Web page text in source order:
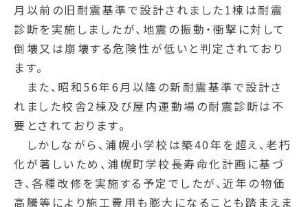
月以前の旧耐震基準で設計されました1棟は耐震
診断を実施しましたが、地震の振動・衝撃に対して
倒壊又は崩壊する危険性が低いと判定されており
ます。
また、昭和56年6月以降の新耐震基準で設計さ
れました校舎2棟及び屋内運動場の耐震診断は不
要とされております。
しかしながら、浦幌小学校は築40年を超え、老朽
化が著しいため、浦幌町学校長寿命化計画に基づ
き、各種改修を実施する予定でしたが、近年の物価
高騰等により施工費用も膨大になることも踏まえま